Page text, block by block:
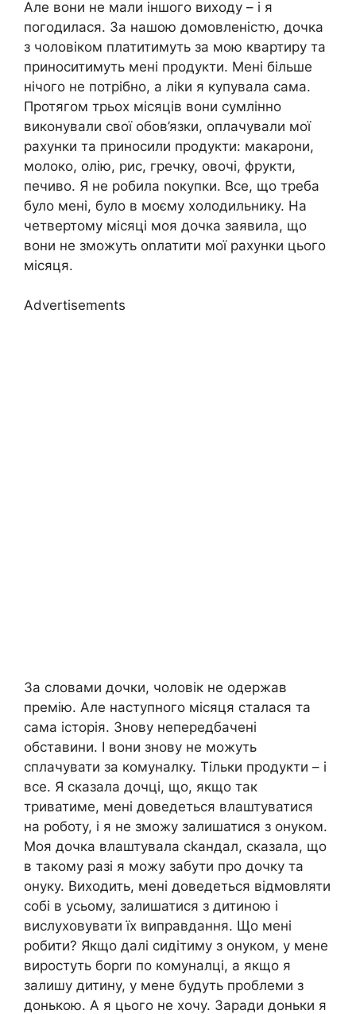
Але вони не мали іншого виходу – і я
погодилася. За нашою домовленістю, дочка
з чоловіком платитимуть за мою квартиру та
приноситимуть мені продукти. Мені більше
нічого не потрібно, а ліkи я купувала сама.
Протягом трьох місяців вони сумлінно
виконували свої обов’язки, оплачували мої
рахунки та приносили продукти: макарони,
молоко, олію, рис, гречку, овочі, фрукти,
печиво. Я не робила nокупки. Все, що треба
було мені, було в моєму холодильнику. На
четвертому місяці моя дочка заявила, що
вони не зможуть оnлатити мої рахунки цього
місяця.
Advertisements
За словами дочки, чоловік не одержав
премію. Але наступного місяця сталася та
сама історія. Знову непередбачені
обставини. І вони знову не можуть
сплачувати за комуналку. Тільки продукти – і
все. Я сказала дочці, що, якщо так
триватиме, мені доведеться влаштуватися
на роботу, і я не зможу залишатися з онуком.
Моя дочка влаштувала сkандал, сказала, що
в такому разі я можу забути про дочку та
онуку. Виходить, мені доведеться відмовляти
собі в усьому, залишатися з дитиною і
вислуховувати їх виправдання. Що мені
робити? Якщо далі сидітиму з онуком, у мене
виростуть борrи по комуналці, а якщо я
залишу дитину, у мене будуть проблеми з
донькою. А я цього не хочу. Заради доньки я